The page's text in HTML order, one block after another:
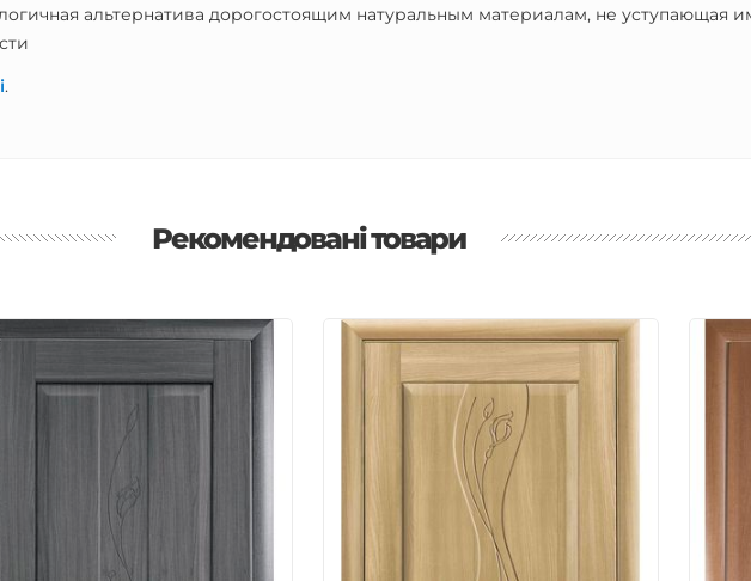
альтернатива дорогостоящим натуральным материалам, не уступающая
.
Рекомендовані товари